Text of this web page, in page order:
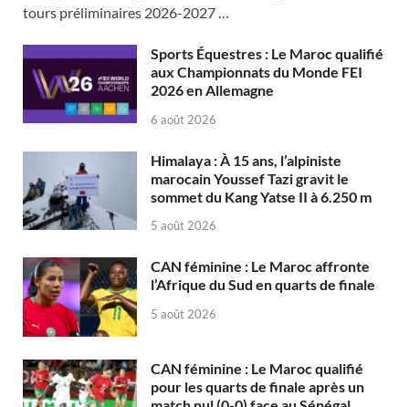
tours préliminaires 2026-2027 …
Sports Équestres : Le Maroc qualifié
aux Championnats du Monde FEI
2026 en Allemagne
6 août 2026
Himalaya : À 15 ans, l’alpiniste
marocain Youssef Tazi gravit le
sommet du Kang Yatse II à 6.250 m
5 août 2026
CAN féminine : Le Maroc affronte
l’Afrique du Sud en quarts de finale
5 août 2026
CAN féminine : Le Maroc qualifié
pour les quarts de finale après un